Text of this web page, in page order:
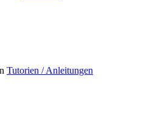
Tutorien / Anleitungen